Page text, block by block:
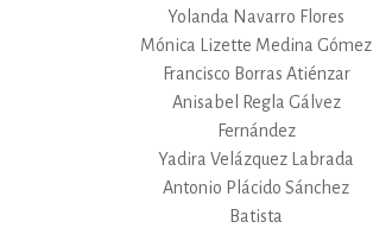
Yolanda Navarro Flores
Mónica Lizette Medina Gómez
Francisco Borras Atiénzar
Anisabel Regla Gálvez
Fernández
Yadira Velázquez Labrada
Antonio Plácido Sánchez
Batista